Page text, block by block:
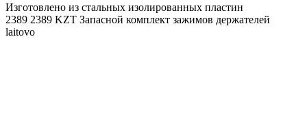
Изготовлено из стальных изолированных пластин
2389 2389 KZT Запасной комплект зажимов держателей
laitovo